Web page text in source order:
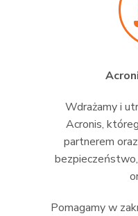
Wdrażamy i
Acronis,
partnerem
Pomagamy w